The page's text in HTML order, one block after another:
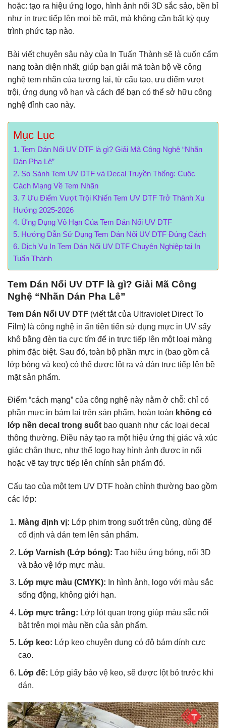
hoặc: tạo ra hiệu ứng logo, hình ảnh nổi 3D sắc sảo, bền bỉ
như in trực tiếp lên mọi bề mặt, mà không cần bất kỳ quy
trình phức tạp nào.
Bài viết chuyên sâu này của In Tuấn Thành sẽ là cuốn cẩm
nang toàn diện nhất, giúp bạn giải mã toàn bộ về công
nghệ tem nhãn của tương lai, từ cấu tạo, ưu điểm vượt
trội, ứng dụng vô hạn và cách để bạn có thể sở hữu công
nghệ đỉnh cao này.
Mục Lục
Tem Dán Nổi UV DTF là gì? Giải Mã Công Nghệ “Nhãn
Dán Pha Lê”
So Sánh Tem UV DTF và Decal Truyền Thống: Cuộc
Cách Mạng Về Tem Nhãn
7 Ưu Điểm Vượt Trội Khiến Tem UV DTF Trở Thành Xu
Hướng 2025-2026
Ứng Dụng Vô Hạn Của Tem Dán Nổi UV DTF
Hướng Dẫn Sử Dụng Tem Dán Nổi UV DTF Đúng Cách
Dịch Vụ In Tem Dán Nổi UV DTF Chuyên Nghiệp tại In
Tuấn Thành
Tem Dán Nổi UV DTF là gì? Giải Mã Công
Nghệ “Nhãn Dán Pha Lê”
Tem Dán Nổi UV DTF (viết tắt của Ultraviolet Direct To
Film) là công nghệ in ấn tiên tiến sử dụng mực in UV sấy
khô bằng đèn tia cực tím để in trực tiếp lên một loại màng
phim đặc biệt. Sau đó, toàn bộ phần mực in (bao gồm cả
lớp bóng và keo) có thể được lột ra và dán trực tiếp lên bề
mặt sản phẩm.
Điểm “cách mạng” của công nghệ này nằm ở chỗ: chỉ có
phần mực in bám lại trên sản phẩm, hoàn toàn không có
lớp nền decal trong suốt bao quanh như các loại decal
thông thường. Điều này tạo ra một hiệu ứng thị giác và xúc
giác chân thực, như thể logo hay hình ảnh được in nổi
hoặc vẽ tay trực tiếp lên chính sản phẩm đó.
Cấu tạo của một tem UV DTF hoàn chỉnh thường bao gồm
các lớp:
Màng định vị: Lớp phim trong suốt trên cùng, dùng để
cố định và dán tem lên sản phẩm.
Lớp Varnish (Lớp bóng): Tạo hiệu ứng bóng, nổi 3D
và bảo vệ lớp mực màu.
Lớp mực màu (CMYK): In hình ảnh, logo với màu sắc
sống động, không giới hạn.
Lớp mực trắng: Lớp lót quan trọng giúp màu sắc nổi
bật trên mọi màu nền của sản phẩm.
Lớp keo: Lớp keo chuyên dụng có độ bám dính cực
cao.
Lớp đế: Lớp giấy bảo vệ keo, sẽ được lột bỏ trước khi
dán.